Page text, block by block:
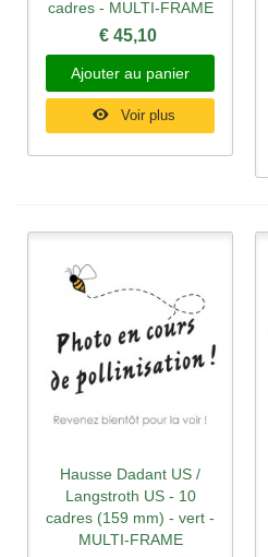
cadres - MULTI-FRAME
€ 45,10
Ajouter au panier
Voir plus
Hausse Dadant US /
Langstroth US - 10
cadres (159 mm) - vert -
MULTI-FRAME